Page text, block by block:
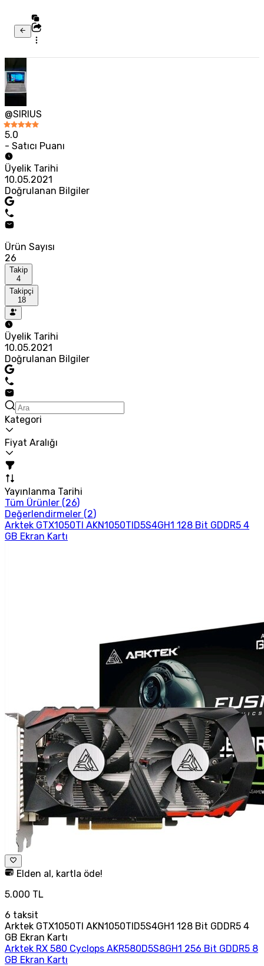
@SIRIUS
5.0
- Satıcı Puanı
Üyelik Tarihi
10.05.2021
Doğrulanan Bilgiler
Ürün Sayısı
26
Takip
4
Takipçi
18
Üyelik Tarihi
10.05.2021
Doğrulanan Bilgiler
Kategori
Fiyat Aralığı
Yayınlanma Tarihi
Tüm Ürünler (26)
Değerlendirmeler (2)
Arktek GTX1050TI AKN1050TID5S4GH1 128 Bit GDDR5 4
GB Ekran Kartı
Elden al, kartla öde!
5.000 TL
6 taksit
Arktek GTX1050TI AKN1050TID5S4GH1 128 Bit GDDR5 4
GB Ekran Kartı
Arktek RX 580 Cyclops AKR580D5S8GH1 256 Bit GDDR5 8
GB Ekran Kartı